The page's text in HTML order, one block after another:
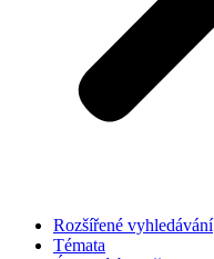
Rozšířené vyhledávání
Témata